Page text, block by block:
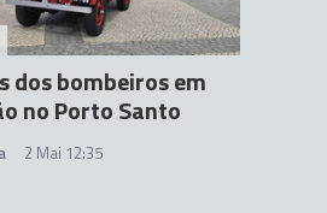
dos bombeiros em
no Porto Santo
2 Mai 12:35